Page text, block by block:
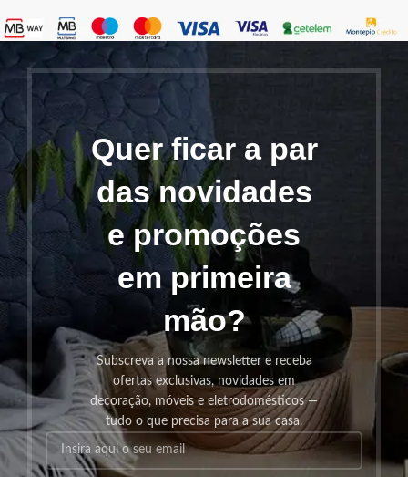
Quer ficar a par
das novidades
e promoções
em primeira
mão?
Subscreva a nossa newsletter e receba
ofertas exclusivas, novidades em
decoração, móveis e eletrodomésticos —
tudo o que precisa para a sua casa.